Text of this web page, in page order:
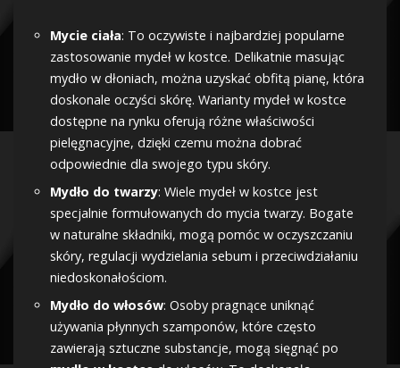
Mycie ciała: To oczywiste i najbardziej popularne
zastosowanie mydeł w kostce. Delikatnie masując
mydło w dłoniach, można uzyskać obfitą pianę, która
doskonale oczyści skórę. Warianty mydeł w kostce
dostępne na rynku oferują różne właściwości
pielęgnacyjne, dzięki czemu można dobrać
odpowiednie dla swojego typu skóry.
Mydło do twarzy: Wiele mydeł w kostce jest
specjalnie formułowanych do mycia twarzy. Bogate
w naturalne składniki, mogą pomóc w oczyszczaniu
skóry, regulacji wydzielania sebum i przeciwdziałaniu
niedoskonałościom.
Mydło do włosów: Osoby pragnące uniknąć
używania płynnych szamponów, które często
zawierają sztuczne substancje, mogą sięgnąć po